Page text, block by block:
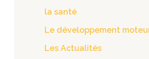
la santé
Le développement
Les Actualités